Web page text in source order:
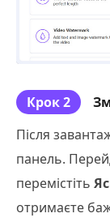
Крок 2
Після
панель.
перемістіть
отримаєте